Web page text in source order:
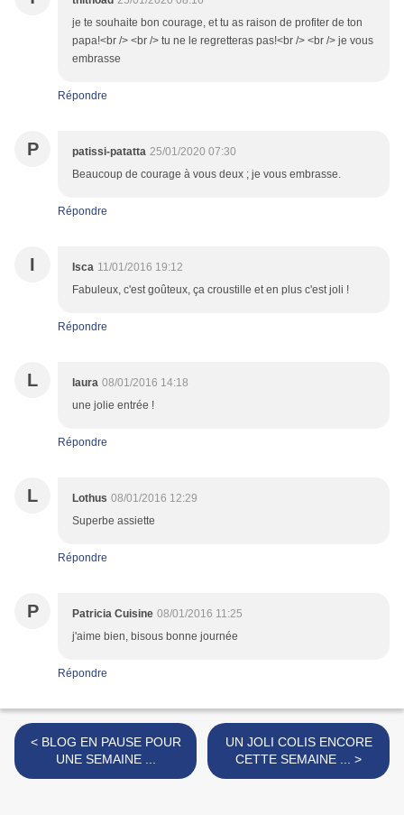
je te souhaite bon courage, et tu as raison de profiter de ton
papa!<br /> <br /> tu ne le regretteras pas!<br /> <br /> je vous
embrasse
Répondre
P patissi-patatta 25/01/2020 07:30
Beaucoup de courage à vous deux ; je vous embrasse.
Répondre
I Isca 11/01/2016 19:12
Fabuleux, c'est goûteux, ça croustille et en plus c'est joli !
Répondre
L laura 08/01/2016 14:18
une jolie entrée !
Répondre
L Lothus 08/01/2016 12:29
Superbe assiette
Répondre
P Patricia Cuisine 08/01/2016 11:25
j'aime bien, bisous bonne journée
Répondre
< BLOG EN PAUSE POUR
UNE SEMAINE ...
UN JOLI COLIS ENCORE
CETTE SEMAINE ... >